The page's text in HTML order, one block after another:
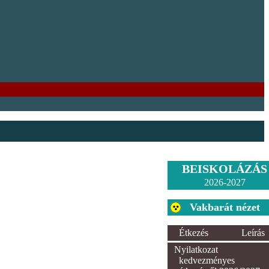
BEISKOLÁZÁS
2026-2027
Vakbarát nézet
Étkezés
Leírás
Nyilatkozat
kedvezményes